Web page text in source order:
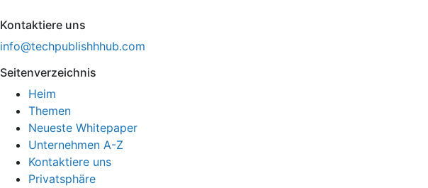
Kontaktiere uns
info@techpublishhhub.com
Seitenverzeichnis
Heim
Themen
Neueste Whitepaper
Unternehmen A-Z
Kontaktiere uns
Privatsphäre